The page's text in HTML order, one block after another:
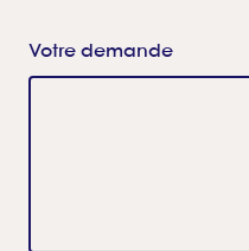
Votre demande